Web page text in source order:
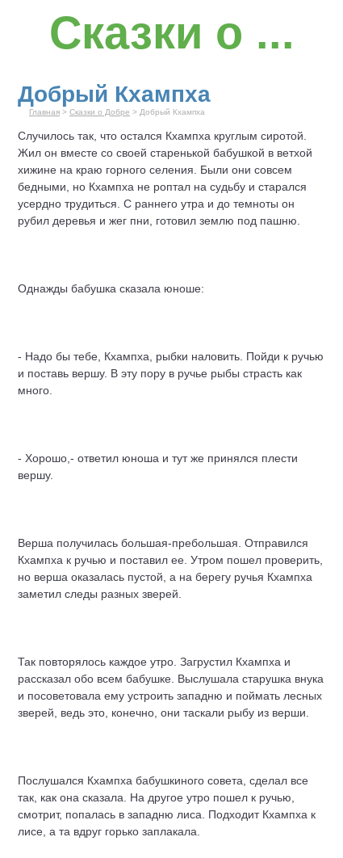
Сказки о ...
Добрый Кхампха
Главная > Сказки о Добре > Добрый Кхампха
Случилось так, что остался Кхампха круглым сиротой.
Жил он вместе со своей старенькой бабушкой в ветхой
хижине на краю горного селения. Были они совсем
бедными, но Кхампха не роптал на судьбу и старался
усердно трудиться. С раннего утра и до темноты он
рубил деревья и жег пни, готовил землю под пашню.
Однажды бабушка сказала юноше:
- Надо бы тебе, Кхампха, рыбки наловить. Пойди к ручью
и поставь вершу. В эту пору в ручье рыбы страсть как
много.
- Хорошо,- ответил юноша и тут же принялся плести
вершу.
Верша получилась большая-пребольшая. Отправился
Кхампха к ручью и поставил ее. Утром пошел проверить,
но верша оказалась пустой, а на берегу ручья Кхампха
заметил следы разных зверей.
Так повторялось каждое утро. Загрустил Кхампха и
рассказал обо всем бабушке. Выслушала старушка внука
и посоветовала ему устроить западню и поймать лесных
зверей, ведь это, конечно, они таскали рыбу из верши.
Послушался Кхампха бабушкиного совета, сделал все
так, как она сказала. На другое утро пошел к ручью,
смотрит, попалась в западню лиса. Подходит Кхампха к
лисе, а та вдруг горько заплакала.